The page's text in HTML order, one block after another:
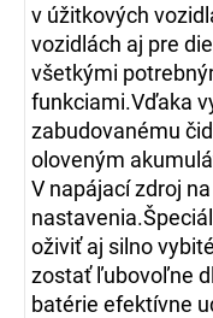
v úžitkových
vozidlách aj pre
všetkými
funkciami.Vďaka
zabudovanému
oloveným
V napájací zdroj
oživiť aj silno
zostať ľubovoľne
batérie efektívne